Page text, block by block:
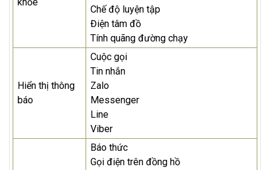
Chế độ luyện tập
Điện tâm đồ
Tính quãng đường chạy
Hiển thị thông
báo
Cuộc gọi
Tin nhắn
Zalo
Messenger
Line
Viber
Báo thức
Gọi điện trên đồng hồ